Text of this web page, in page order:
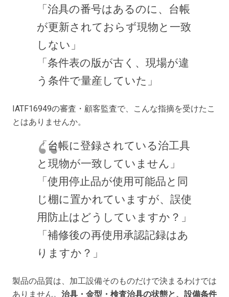
「治具の番号はあるのに、台帳
が更新されておらず現物と一致
しない」
「条件表の版が古く、現場が違
う条件で量産していた」
IATF16949の審査・顧客監査で、こんな指摘を受けたこ
とはありませんか。
「台帳に登録されている治工具
と現物が一致していません」
「使用停止品が使用可能品と同
じ棚に置かれていますが、誤使
用防止はどうしていますか？」
「補修後の再使用承認記録はあ
りますか？」
製品の品質は、加工設備そのものだけで決まるわけでは
ありません。 治具・金型・検査治具の状態と、設備条件